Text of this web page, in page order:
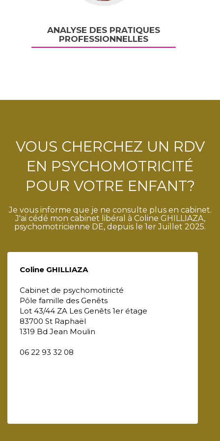
ANALYSE DES PRATIQUES
PROFESSIONNELLES
VOUS CHERCHEZ UN RDV
EN PSYCHOMOTRICITÉ
POUR VOTRE ENFANT?
Je vous informe que je ne consulte plus en cabinet.
J'ai cédé mon cabinet libéral à Coline GHILLIAZA,
psychomotricienne DE, depuis le 1er Juillet 2025.
Coline GHILLIAZA
Cabinet de psychomotiricté
Pôle famille des Genêts
Lot 43/44 ZA Les Genêts 1er étage
83700 St Raphaël
1319 Bd Jean Moulin
06 22 93 32 08